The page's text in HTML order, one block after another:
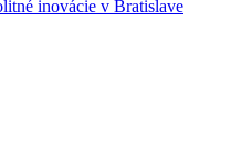
inovácie v Bratislave